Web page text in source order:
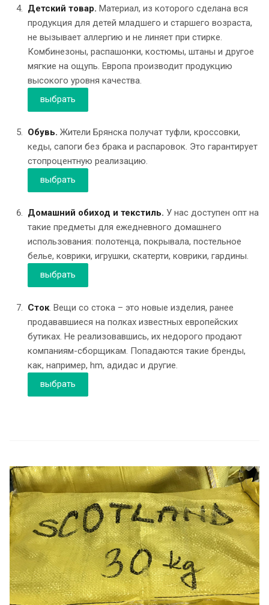
Детский товар. Материал, из которого сделана вся
продукция для детей младшего и старшего возраста,
не вызывает аллергию и не линяет при стирке.
Комбинезоны, распашонки, костюмы, штаны и другое
мягкие на ощупь. Европа производит продукцию
высокого уровня качества.
выбрать
Обувь. Жители Брянска получат туфли, кроссовки,
кеды, сапоги без брака и распаровок. Это гарантирует
стопроцентную реализацию.
выбрать
Домашний обиход и текстиль. У нас доступен опт на
такие предметы для ежедневного домашнего
использования: полотенца, покрывала, постельное
белье, коврики, игрушки, скатерти, коврики, гардины.
выбрать
Сток. Вещи со стока – это новые изделия, ранее
продававшиеся на полках известных европейских
бутиках. Не реализовавшись, их недорого продают
компаниям-сборщикам. Попадаются такие бренды,
как, например, hm, адидас и другие.
выбрать